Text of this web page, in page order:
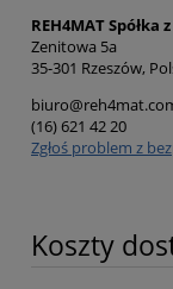
REH4MAT
Zenitowa 5a
35-301 Rzeszów,
(16) 621 42 20
Zgłoś problem z
Koszty
Cena nie